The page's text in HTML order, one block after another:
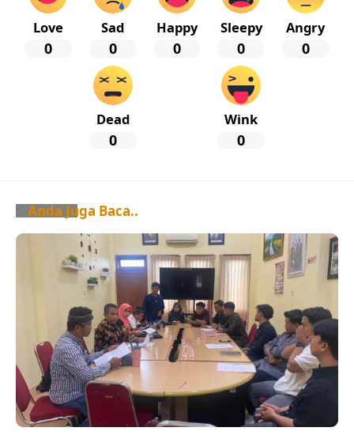
Love
0
Sad
0
Happy
0
Sleepy
0
Angry
0
Dead
0
Wink
0
Anda Juga Baca..